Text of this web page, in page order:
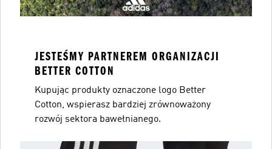
JESTEŚMY PARTNEREM ORGANIZACJI
BETTER COTTON
Kupując produkty oznaczone logo Better
Cotton, wspierasz bardziej zrównoważony
rozwój sektora bawełnianego.